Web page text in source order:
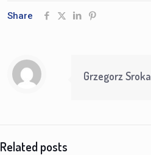
Share
Grzegorz Sroka
Related posts